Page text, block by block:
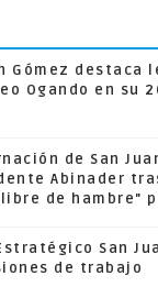
Gómez destaca
Ogando en su
de San
Abinader
de hambre"
San
de trabajo